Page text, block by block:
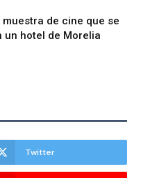
muestra de cine que se
un hotel de Morelia
Twitter